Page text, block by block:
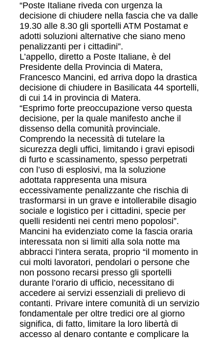
“Poste Italiane riveda con urgenza la
decisione di chiudere nella fascia che va dalle
19.30 alle 8.30 gli sportelli ATM Postamat e
adotti soluzioni alternative che siano meno
penalizzanti per i cittadini”.
L’appello, diretto a Poste Italiane, è del
Presidente della Provincia di Matera,
Francesco Mancini, ed arriva dopo la drastica
decisione di chiudere in Basilicata 44 sportelli,
di cui 14 in provincia di Matera.
“Esprimo forte preoccupazione verso questa
decisione, per la quale manifesto anche il
dissenso della comunità provinciale.
Comprendo la necessità di tutelare la
sicurezza degli uffici, limitando i gravi episodi
di furto e scassinamento, spesso perpetrati
con l’uso di esplosivi, ma la soluzione
adottata rappresenta una misura
eccessivamente penalizzante che rischia di
trasformarsi in un grave e intollerabile disagio
sociale e logistico per i cittadini, specie per
quelli residenti nei centri meno popolosi”.
Mancini ha evidenziato come la fascia oraria
interessata non si limiti alla sola notte ma
abbracci l’intera serata, proprio “il momento in
cui molti lavoratori, pendolari o persone che
non possono recarsi presso gli sportelli
durante l’orario di ufficio, necessitano di
accedere ai servizi essenziali di prelievo di
contanti. Privare intere comunità di un servizio
fondamentale per oltre tredici ore al giorno
significa, di fatto, limitare la loro libertà di
accesso al denaro contante e complicare la